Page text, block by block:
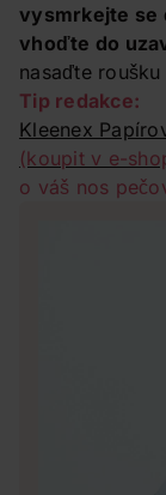
vysmrkejte se
vhoďte do
nasaďte
Tip redakce:
Kleenex
(koupit v e-
o váš nos